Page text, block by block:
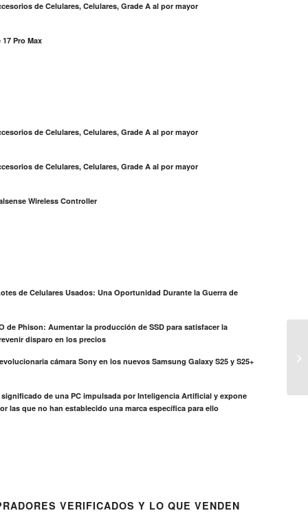
de Celulares, Celulares, Grade A al por mayor
Pro Max
de Celulares, Celulares, Grade A al por mayor
de Celulares, Celulares, Grade A al por mayor
Wireless Controller
de Celulares Usados: Una Oportunidad Durante la Guerra de
de Phison: Aumentar la producción de SSD para satisfacer la
disparo en los precios
cámara Sony en los nuevos Samsung Galaxy S25 y S25+
significado de una PC impulsada por Inteligencia Artificial y expone
las que no han establecido una marca específica para ello
VERIFICADOS Y LO QUE VENDEN